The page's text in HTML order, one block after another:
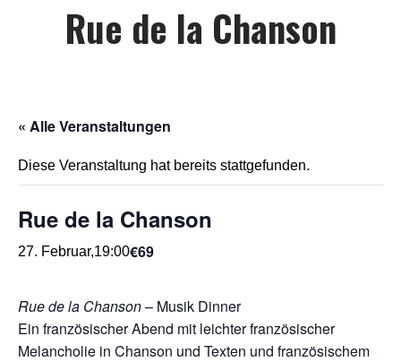
Rue de la Chanson
« Alle Veranstaltungen
Diese Veranstaltung hat bereits stattgefunden.
Rue de la Chanson
27. Februar,19:00€69
Rue de la Chanson– Musik Dinner
Ein französischer Abend mit leichter französischer
Melancholie in Chanson und Texten und französischem